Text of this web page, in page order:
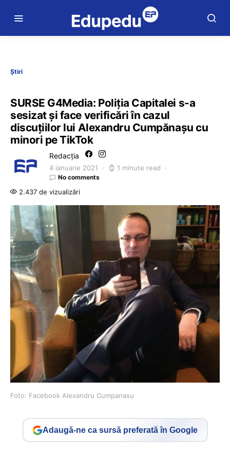
Știri
SURSE G4Media: Poliția Capitalei s-a
sesizat și face verificări în cazul
discuțiilor lui Alexandru Cumpănașu cu
minori pe TikTok
Redacția
4 ianuarie 2021 1 minute read
No comments
2.437 de vizualizări
Foto: Facebook Alexandru Cumpanasu
Adaugă-ne ca sursă preferată în Google